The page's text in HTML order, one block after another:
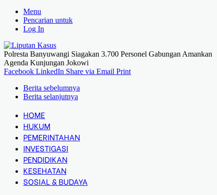
Menu
Pencarian untuk
Log In
Polresta Banyuwangi Siagakan 3.700 Personel Gabungan Amankan
Agenda Kunjungan Jokowi
Facebook LinkedIn Share via Email Print
Berita sebelumnya
Berita selanjutnya
HOME
HUKUM
PEMERINTAHAN
INVESTIGASI
PENDIDIKAN
KESEHATAN
SOSIAL & BUDAYA